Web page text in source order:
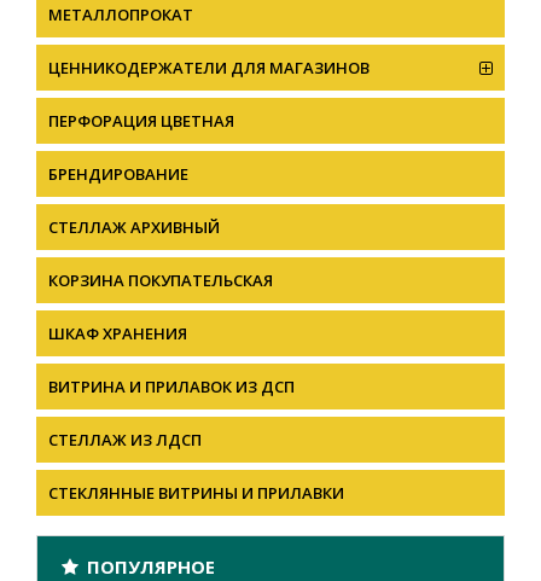
МЕТАЛЛОПРОКАТ
ЦЕННИКОДЕРЖАТЕЛИ ДЛЯ МАГАЗИНОВ
ПЕРФОРАЦИЯ ЦВЕТНАЯ
БРЕНДИРОВАНИЕ
СТЕЛЛАЖ АРХИВНЫЙ
КОРЗИНА ПОКУПАТЕЛЬСКАЯ
ШКАФ ХРАНЕНИЯ
ВИТРИНА И ПРИЛАВОК ИЗ ДСП
СТЕЛЛАЖ ИЗ ЛДСП
СТЕКЛЯННЫЕ ВИТРИНЫ И ПРИЛАВКИ
ПОПУЛЯРНОЕ